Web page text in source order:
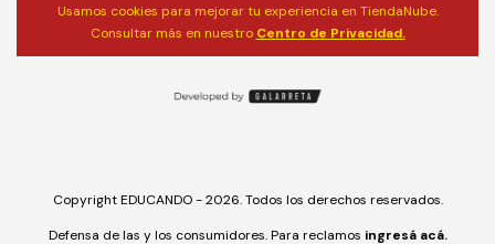
Usamos cookies para mejorar tu experiencia en TiendaNube.
Consultar más en nuestro Centro de Privacidad.
Copyright EDUCANDO - 2026. Todos los derechos reservados.
Defensa de las y los consumidores. Para reclamos ingresá acá.